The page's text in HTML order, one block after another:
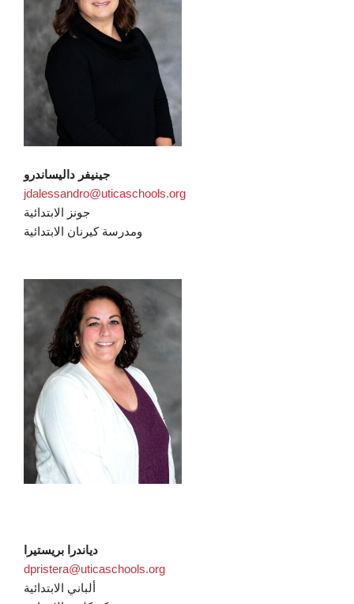
جينيفر داليساندرو
jdalessandro@uticaschools.org
جونز الابتدائية
ومدرسة كيرنان الابتدائية
دياندرا بريستيرا
dpristera@uticaschools.org
ألباني الابتدائية